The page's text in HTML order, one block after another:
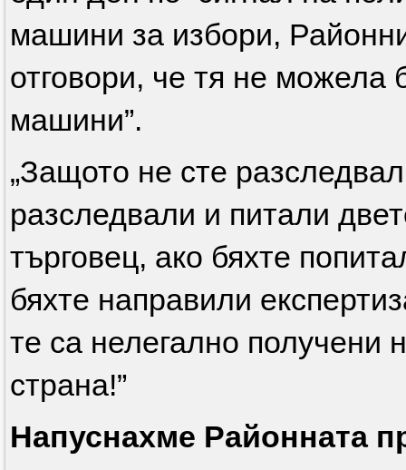
машини за избори,
отговори, че тя не можела
машини”.
„Защото не сте
разследвали и питали
търговец, ако бяхте
бяхте направили
те са нелегално получени
страна!”
Напуснахме Районната